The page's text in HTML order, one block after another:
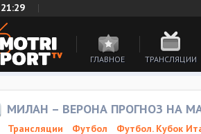
21:29
ГЛАВНОЕ ТРАНСЛЯЦИИ
МИЛАН – ВЕРОНА ПРОГНОЗ НА
Трансляции Футбол Футбол. Кубок